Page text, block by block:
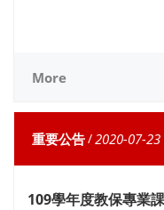
More
重要公告/2020-07-23
109學年度教保專業